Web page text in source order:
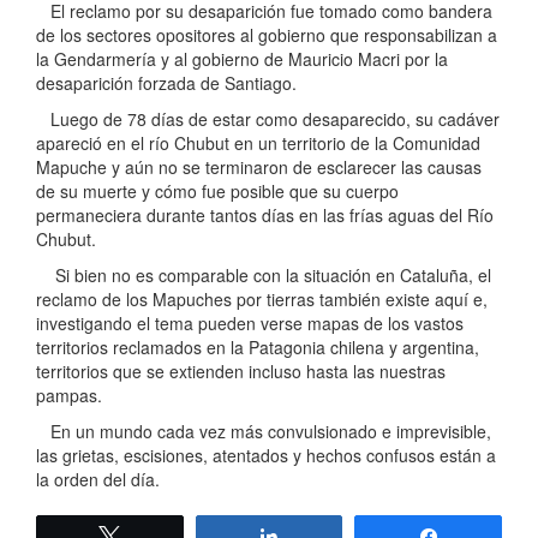
El reclamo por su desaparición fue tomado como bandera
de los sectores opositores al gobierno que responsabilizan a
la Gendarmería y al gobierno de Mauricio Macri por la
desaparición forzada de Santiago.
Luego de 78 días de estar como desaparecido, su cadáver
apareció en el río Chubut en un territorio de la Comunidad
Mapuche y aún no se terminaron de esclarecer las causas
de su muerte y cómo fue posible que su cuerpo
permaneciera durante tantos días en las frías aguas del Río
Chubut.
Si bien no es comparable con la situación en Cataluña, el
reclamo de los Mapuches por tierras también existe aquí e,
investigando el tema pueden verse mapas de los vastos
territorios reclamados en la Patagonia chilena y argentina,
territorios que se extienden incluso hasta las nuestras
pampas.
En un mundo cada vez más convulsionado e imprevisible,
las grietas, escisiones, atentados y hechos confusos están a
la orden del día.